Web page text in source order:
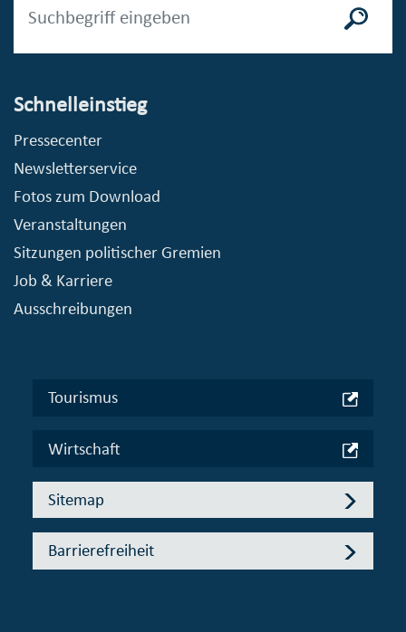
Schnelleinstieg
Pressecenter
Newsletterservice
Fotos zum Download
Veranstaltungen
Sitzungen politischer Gremien
Job & Karriere
Ausschreibungen
Tourismus
Wirtschaft
Sitemap
Barrierefreiheit